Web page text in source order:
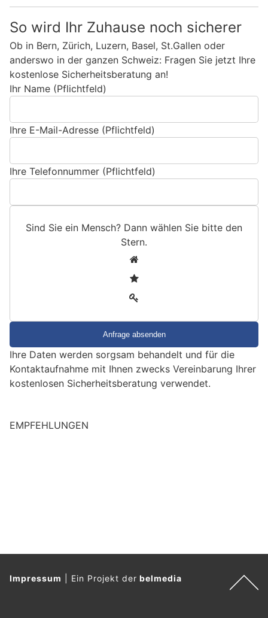
So wird Ihr Zuhause noch sicherer
Ob in Bern, Zürich, Luzern, Basel, St.Gallen oder
anderswo in der ganzen Schweiz: Fragen Sie jetzt Ihre
kostenlose Sicherheitsberatung an!
Ihr Name (Pflichtfeld)
Ihre E-Mail-Adresse (Pflichtfeld)
Ihre Telefonnummer (Pflichtfeld)
Sind Sie ein Mensch? Dann wählen Sie bitte den
Stern.
e
i
n
n
w
h
Ihre Daten werden sorgsam behandelt und für die
Kontaktaufnahme mit Ihnen zwecks Vereinbarung Ihrer
kostenlosen Sicherheitsberatung verwendet.
EMPFEHLUNGEN
Impressum Ein Projekt derbelmedia